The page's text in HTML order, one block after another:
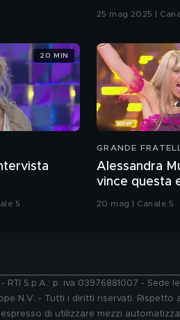
25 mag 2025 |
5
20 MIN
GRANDE
Alessandra
vince questa
Grande
20 mag | Canale 5
RTI S.p.A.: p. iva 03976881007 -
N.V. - Tutti i diritti riservati.
di utilizzare mezzi